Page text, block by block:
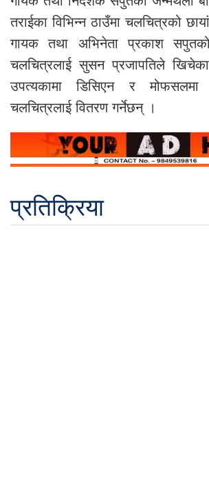
तराईका विभिन्न ठाउँमा चलचित्रको
गायक तथा अभिनेता प्रकाश
चलचित्रलाई सुसन प्रजापतिले
उपत्यकामा डिसिएन र
चलचित्रलाई वितरण गर्नेछन् ।
प्रतिक्रिया